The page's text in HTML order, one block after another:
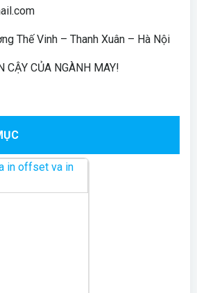
Thế Vinh – Thanh Xuân – Hà Nội
CẬY CỦA NGÀNH MAY!